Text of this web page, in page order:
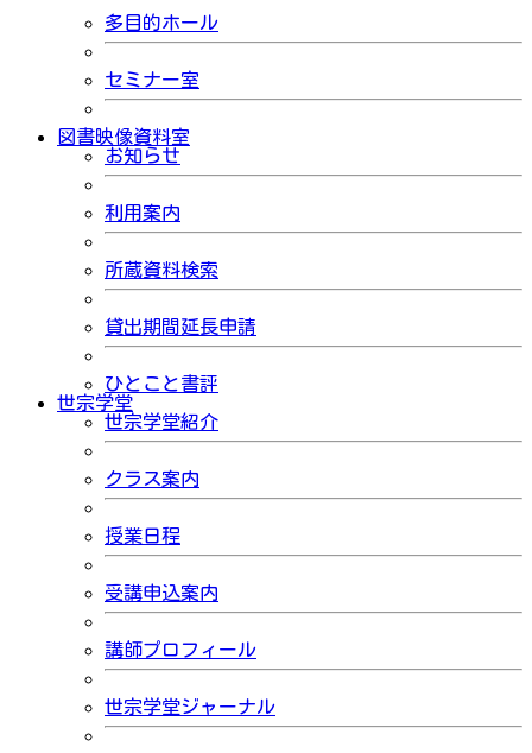
多目的ホール
セミナー室
図書映像資料室
お知らせ
利用案内
所蔵資料検索
貸出期間延長申請
ひとこと書評
世宗学堂
世宗学堂紹介
クラス案内
授業日程
受講申込案内
講師プロフィール
世宗学堂ジャーナル